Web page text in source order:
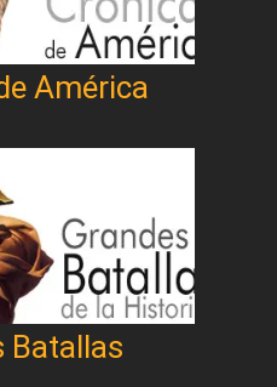
América
Batallas